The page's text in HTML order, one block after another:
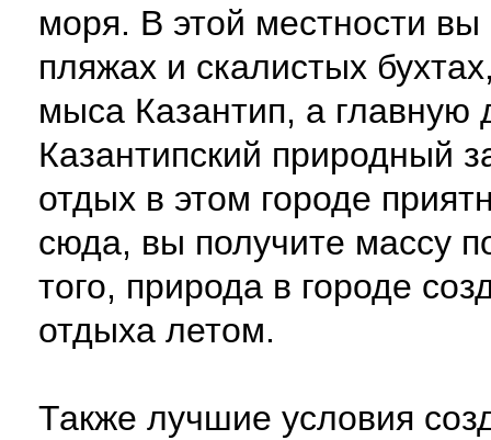
моря. В этой местности
пляжах и скалистых
мыса Казантип, а главную
Казантипский природный
отдых в этом городе
сюда, вы получите массу
того, природа в городе
отдыха летом.
Также лучшие условия